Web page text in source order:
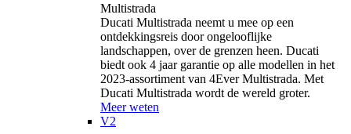
Multistrada
Ducati Multistrada neemt u mee op een
ontdekkingsreis door ongelooflijke
landschappen, over de grenzen heen. Ducati
biedt ook 4 jaar garantie op alle modellen in het
2023-assortiment van 4Ever Multistrada. Met
Ducati Multistrada wordt de wereld groter.
Meer weten
V2